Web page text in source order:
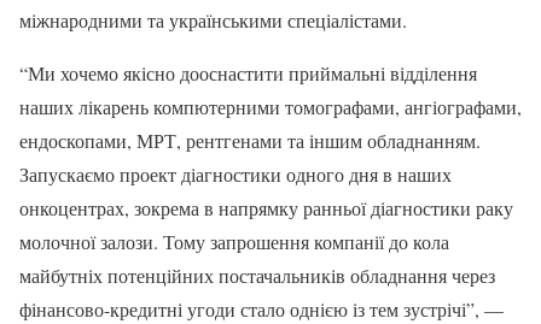
міжнародними та українськими спеціалістами.
“Ми хочемо якісно дооснастити приймальні відділення
наших лікарень компютерними томографами, ангіографами,
ендоскопами, МРТ, рентгенами та іншим обладнанням.
Запускаємо проект діагностики одного дня в наших
онкоцентрах, зокрема в напрямку ранньої діагностики раку
молочної залози. Тому запрошення компанії до кола
майбутніх потенційних постачальників обладнання через
фінансово-кредитні угоди стало однією із тем зустрічі”, —